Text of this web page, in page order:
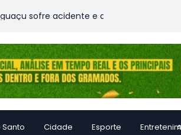
sofre acidente e deixa vítimas
Santo Cidade Esporte